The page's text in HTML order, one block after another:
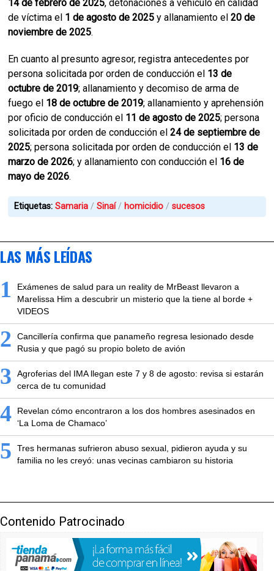
14 de febrero de 2025, detonaciones a vehículo en calidad
de víctima el 1 de agosto de 2025 y allanamiento el20 de
noviembre de 2025.
En cuanto al presunto agresor, registra antecedentes por
persona solicitada por orden de conducción el 13 de
octubre de 2019; allanamiento y decomiso de arma de
fuego el 18 de octubre de 2019; allanamiento y aprehensión
por oficio de conducción el 11 de agosto de 2025; persona
solicitada por orden de conducción el24 de septiembre de
2025; persona solicitada por orden de conducción el 13 de
marzo de 2026; y allanamiento con conducción el 16 de
mayo de 2026.
Etiquetas:Samaria Sinaí homicidio sucesos
LAS MÁS LEÍDAS
1
Exámenes de salud para un reality de MrBeast llevaron a
Marelissa Him a descubrir un misterio que la tiene al borde +
VIDEOS
2
Cancillería confirma que panameño regresa lesionado desde
Rusia y que pagó su propio boleto de avión
3
Agroferias del IMA llegan este 7 y 8 de agosto: revisa si estarán
cerca de tu comunidad
4
Revelan cómo encontraron a los dos hombres asesinados en
‘La Loma de Chamaco’
5
Tres hermanas sufrieron abuso sexual, pidieron ayuda y su
familia no les creyó: unas vecinas cambiaron su historia
Contenido Patrocinado